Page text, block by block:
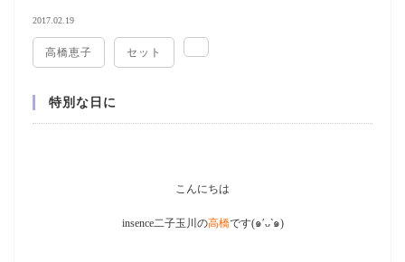
2017.02.19
高橋恵子 セット
特別な日に
こんにちは
insence二子玉川の高橋です(๑′ᴗ‵๑)